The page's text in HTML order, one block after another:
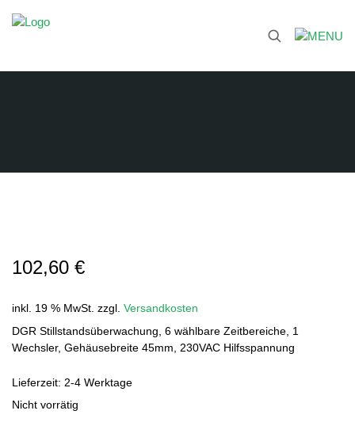
102,60 €
inkl. 19 % MwSt. zzgl. Versandkosten
DGR Stillstandsüberwachung, 6 wählbare Zeitbereiche, 1
Wechsler, Gehäusebreite 45mm, 230VAC Hilfsspannung
Lieferzeit: 2-4 Werktage
Nicht vorrätig